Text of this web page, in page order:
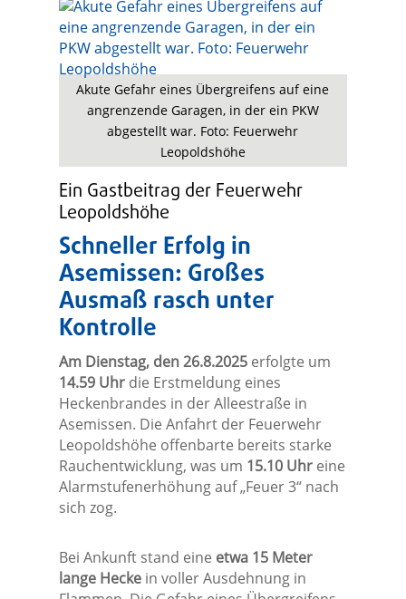
Akute Gefahr eines Übergreifens auf eine
angrenzende Garagen, in der ein PKW
abgestellt war. Foto: Feuerwehr
Leopoldshöhe
Ein Gastbeitrag der Feuerwehr
Leopoldshöhe
Schneller Erfolg in
Asemissen: Großes
Ausmaß rasch unter
Kontrolle
Am Dienstag, den 26.8.2025erfolgte um
14.59 Uhrdie Erstmeldung eines
Heckenbrandes in der Alleestraße in
Asemissen. Die Anfahrt der Feuerwehr
Leopoldshöhe offenbarte bereits starke
Rauchentwicklung, was um 15.10 Uhreine
Alarmstufenerhöhung auf „Feuer 3“ nach
sich zog.
Bei Ankunft stand eine etwa 15 Meter
lange Heckein voller Ausdehnung in